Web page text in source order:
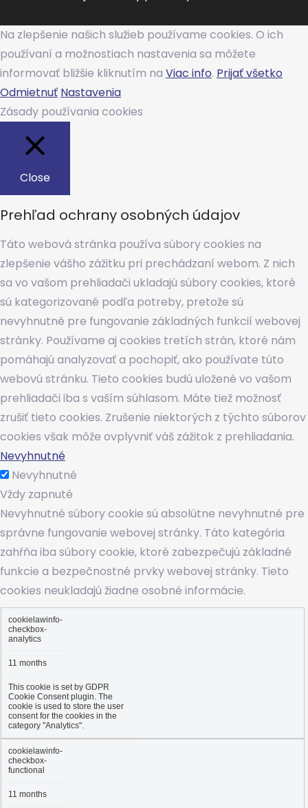
Na zlepšenie našich služieb používame cookies. O ich
používaní a možnostiach nastavenia sa môžete
informovať bližšie kliknutím na Viac info. Prijať všetko
Odmietnuť Nastavenia
Zásady používania cookies
Close
Prehľad ochrany osobných údajov
Táto webová stránka používa súbory cookies na
zlepšenie vášho zážitku pri prechádzaní webom. Z nich
sa vo vašom prehliadači ukladajú súbory cookies, ktoré
sú kategorizované podľa potreby, pretože sú
nevyhnutné pre fungovanie základných funkcií webovej
stránky. Používame aj cookies tretích strán, ktoré nám
pomáhajú analyzovať a pochopiť, ako používate túto
webovú stránku. Tieto cookies budú uložené vo vašom
prehliadači iba s vaším súhlasom. Máte tiež možnosť
zrušiť tieto cookies. Zrušenie niektorých z týchto súborov
cookies však môže ovplyvniť váš zážitok z prehliadania.
Nevyhnutné
Nevyhnutné
Vždy zapnuté
Nevyhnutné súbory cookie sú absolútne nevyhnutné pre
správne fungovanie webovej stránky. Táto kategória
zahŕňa iba súbory cookie, ktoré zabezpečujú základné
funkcie a bezpečnostné prvky webovej stránky. Tieto
cookies neukladajú žiadne osobné informácie.
cookielawinfo-
checkbox-
analytics
11 months
This cookie is set by GDPR
Cookie Consent plugin. The
cookie is used to store the user
consent for the cookies in the
category "Analytics".
cookielawinfo-
checkbox-
functional
11 months